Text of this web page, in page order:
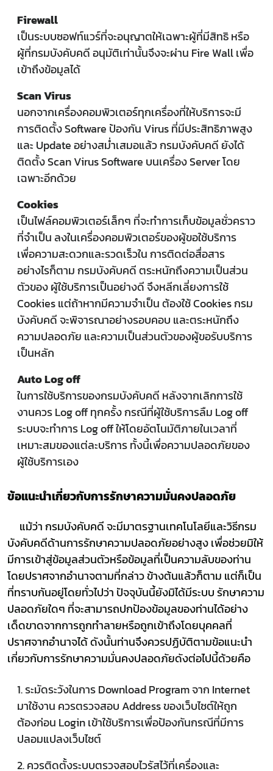
Firewall
เป็นระบบซอฟท์แวร์ที่จะอนุญาตให้เฉพาะผู้ที่มีสิทธิ หรือ
ผู้ที่กรมบังคับคดี อนุมัติเท่านั้นจึงจะผ่าน Fire Wall เพื่อ
เข้าถึงข้อมูลได้
Scan Virus
นอกจากเครื่องคอมพิวเตอร์ทุกเครื่องที่ให้บริการจะมี
การติดตั้ง Software ป้องกัน Virus ที่มีประสิทธิภาพสูง
และ Update อย่างสม่ำเสมอแล้ว กรมบังคับคดี ยังได้
ติดตั้ง Scan Virus Software บนเครื่อง Server โดย
เฉพาะอีกด้วย
Cookies
เป็นไฟล์คอมพิวเตอร์เล็กๆ ที่จะทำการเก็บข้อมูลชั่วคราว
ที่จำเป็น ลงในเครื่องคอมพิวเตอร์ของผู้ขอใช้บริการ
เพื่อความสะดวกและรวดเร็วใน การติดต่อสื่อสาร
อย่างไรก็ตาม กรมบังคับคดี ตระหนักถึงความเป็นส่วน
ตัวของ ผู้ใช้บริการเป็นอย่างดี จึงหลีกเลี่ยงการใช้
Cookies แต่ถ้าหากมีความจำเป็น ต้องใช้ Cookies กรม
บังคับคดี จะพิจารณาอย่างรอบคอบ และตระหนักถึง
ความปลอดภัย และความเป็นส่วนตัวของผู้ขอรับบริการ
เป็นหลัก
Auto Log off
ในการใช้บริการของกรมบังคับคดี หลังจากเลิกการใช้
งานควร Log off ทุกครั้ง กรณีที่ผู้ใช้บริการลืม Log off
ระบบจะทำการ Log off ให้โดยอัตโนมัติภายในเวลาที่
เหมาะสมของแต่ละบริการ ทั้งนี้เพื่อความปลอดภัยของ
ผู้ใช้บริการเอง
ข้อแนะนำเกี่ยวกับการรักษาความมั่นคงปลอดภัย
แม้ว่า กรมบังคับคดี จะมีมาตรฐานเทคโนโลยีและวิธีกรม
บังคับคดีด้านการรักษาความปลอดภัยอย่างสูง เพื่อช่วยมิให้
มีการเข้าสู่ข้อมูลส่วนตัวหรือข้อมูลที่เป็นความลับของท่าน
โดยปราศจากอำนาจตามที่กล่าว ข้างต้นแล้วก็ตาม แต่ก็เป็น
ที่ทราบกันอยู่โดยทั่วไปว่า ปัจจุบันนี้ยังมิได้มีระบบ รักษาความ
ปลอดภัยใดๆ ที่จะสามารถปกป้องข้อมูลของท่านได้อย่าง
เด็ดขาดจากการถูกทำลายหรือถูกเข้าถึงโดยบุคคลที่
ปราศจากอำนาจได้ ดังนั้นท่านจึงควรปฏิบัติตามข้อแนะนำ
เกี่ยวกับการรักษาความมั่นคงปลอดภัยดังต่อไปนี้ด้วยคือ
1. ระมัดระวังในการ Download Program จาก Internet
มาใช้งาน ควรตรวจสอบ Address ของเว็บไซต์ให้ถูก
ต้องก่อน Login เข้าใช้บริการเพื่อป้องกันกรณีที่มีการ
ปลอมแปลงเว็บไซต์
2. ควรติดตั้งระบบตรวจสอบไวรัสไว้ที่เครื่องและ